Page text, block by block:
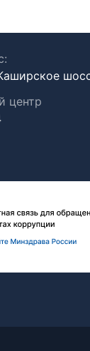
центр